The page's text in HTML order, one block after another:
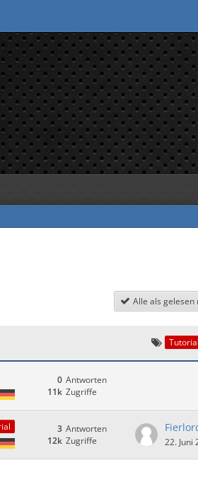
Alle als
Tutorial
Antworten
0
Zugriffe
11k
Antworten
3
Zugriffe
12k 22. Juni